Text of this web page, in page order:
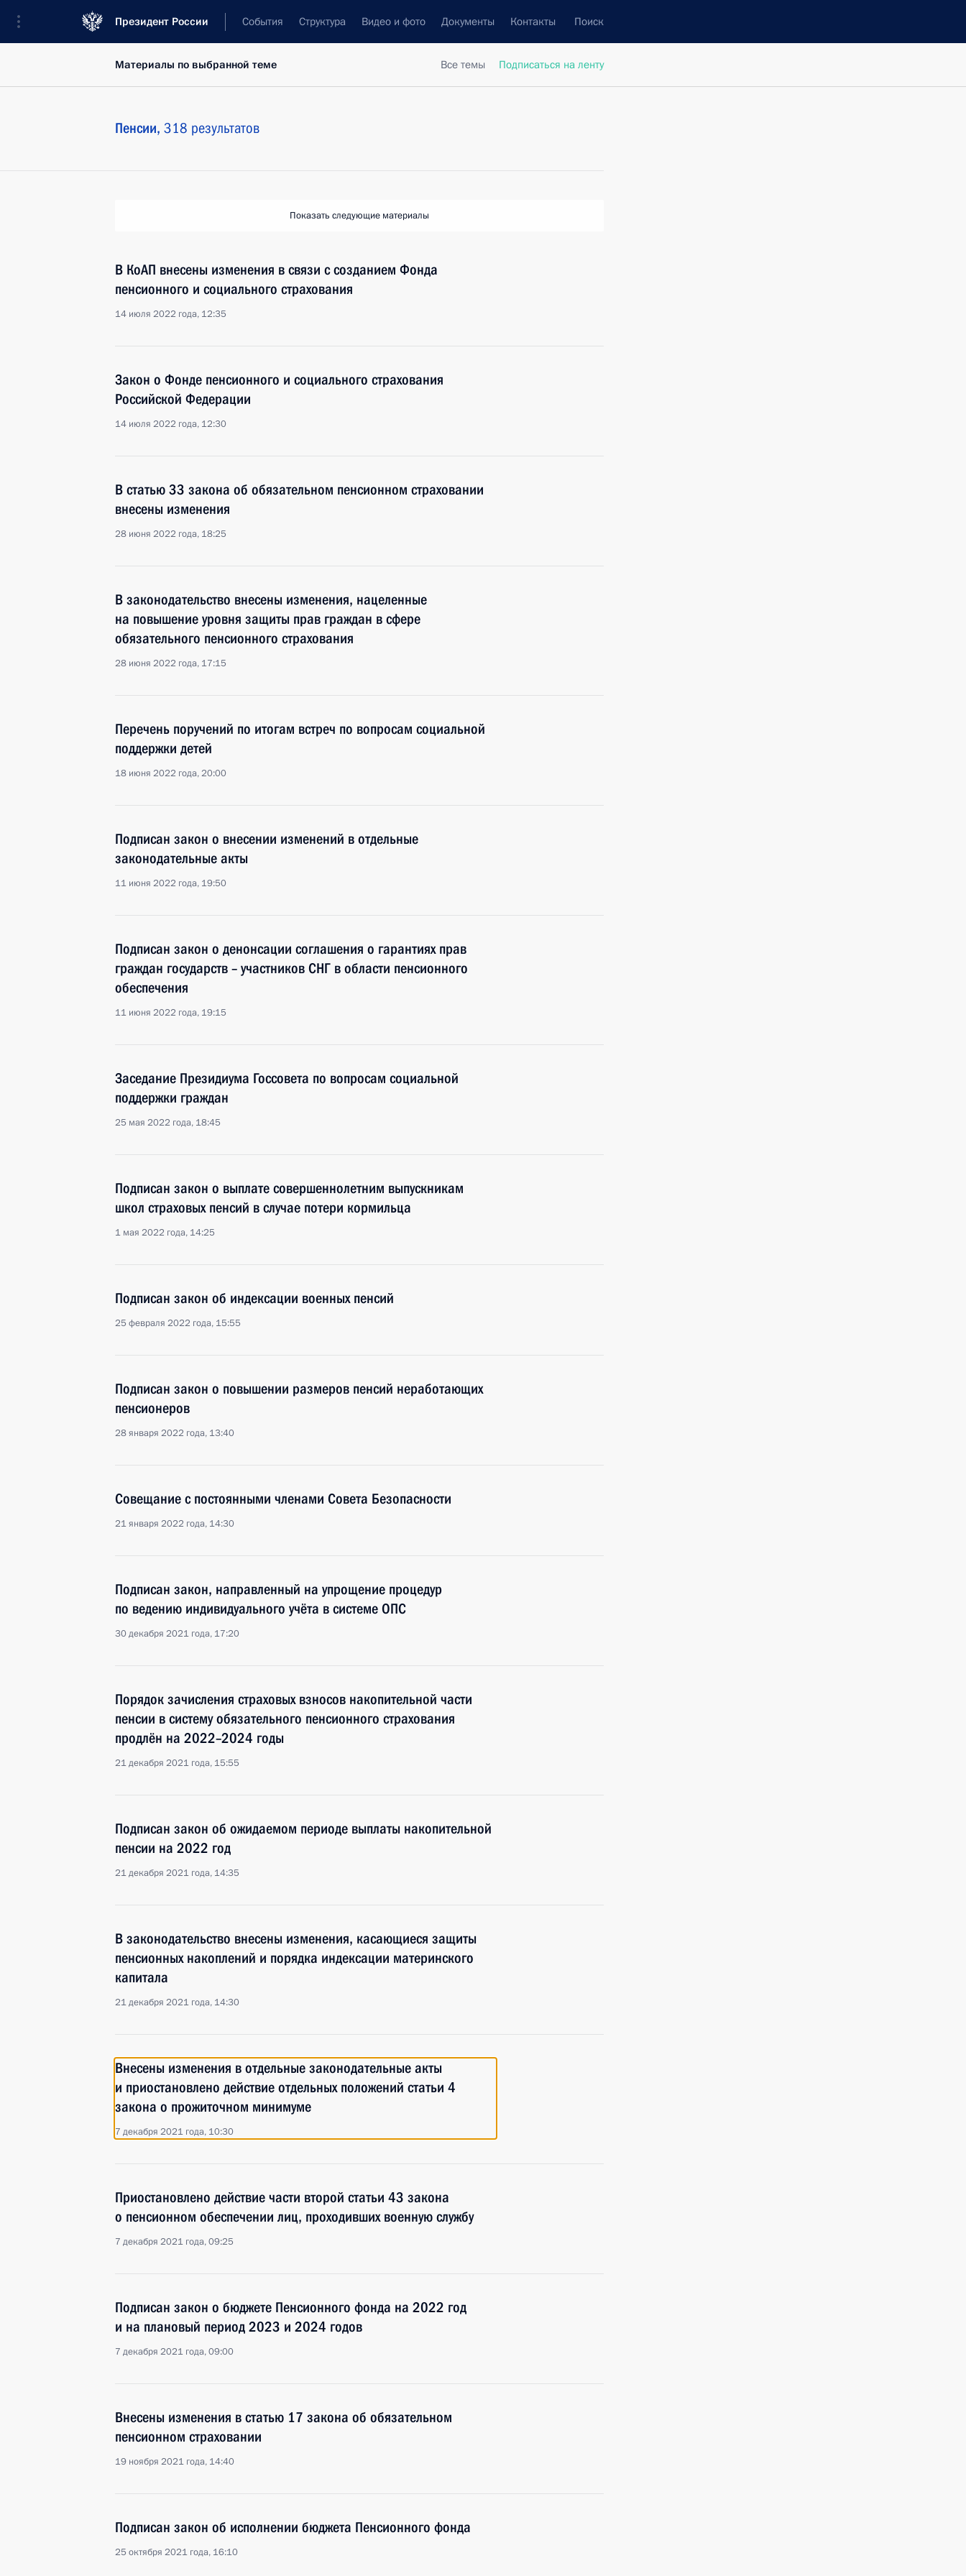
Президент России События Структура Видео и фото Документы Контакты Поиск
Все темы Подписаться на ленту
Материалы по выбранной теме
Пенсии, 318 результатов
Показать следующие материалы
В КоАП внесены изменения в связи с созданием Фонда
пенсионного и социального страхования
14 июля 2022 года, 12:35
Закон о Фонде пенсионного и социального страхования
Российской Федерации
14 июля 2022 года, 12:30
В статью 33 закона об обязательном пенсионном страховании
внесены изменения
28 июня 2022 года, 18:25
В законодательство внесены изменения, нацеленные
на повышение уровня защиты прав граждан в сфере
обязательного пенсионного страхования
28 июня 2022 года, 17:15
Перечень поручений по итогам встреч по вопросам социальной
поддержки детей
18 июня 2022 года, 20:00
Подписан закон о внесении изменений в отдельные
законодательные акты
11 июня 2022 года, 19:50
Подписан закон о денонсации соглашения о гарантиях прав
граждан государств – участников СНГ в области пенсионного
обеспечения
11 июня 2022 года, 19:15
Заседание Президиума Госсовета по вопросам социальной
поддержки граждан
25 мая 2022 года, 18:45
Подписан закон о выплате совершеннолетним выпускникам
школ страховых пенсий в случае потери кормильца
1 мая 2022 года, 14:25
Подписан закон об индексации военных пенсий
25 февраля 2022 года, 15:55
Подписан закон о повышении размеров пенсий неработающих
пенсионеров
28 января 2022 года, 13:40
Совещание с постоянными членами Совета Безопасности
21 января 2022 года, 14:30
Подписан закон, направленный на упрощение процедур
по ведению индивидуального учёта в системе ОПС
30 декабря 2021 года, 17:20
Порядок зачисления страховых взносов накопительной части
пенсии в систему обязательного пенсионного страхования
продлён на 2022–2024 годы
21 декабря 2021 года, 15:55
Подписан закон об ожидаемом периоде выплаты накопительной
пенсии на 2022 год
21 декабря 2021 года, 14:35
В законодательство внесены изменения, касающиеся защиты
пенсионных накоплений и порядка индексации материнского
капитала
21 декабря 2021 года, 14:30
Внесены изменения в отдельные законодательные акты
и приостановлено действие отдельных положений статьи 4
закона о прожиточном минимуме
7 декабря 2021 года, 10:30
Приостановлено действие части второй статьи 43 закона
о пенсионном обеспечении лиц, проходивших военную службу
7 декабря 2021 года, 09:25
Подписан закон о бюджете Пенсионного фонда на 2022 год
и на плановый период 2023 и 2024 годов
7 декабря 2021 года, 09:00
Внесены изменения в статью 17 закона об обязательном
пенсионном страховании
19 ноября 2021 года, 14:40
Подписан закон об исполнении бюджета Пенсионного фонда
25 октября 2021 года, 16:10